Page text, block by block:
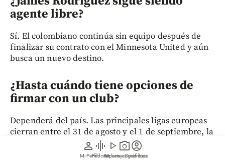
person
Mi Perfil
graphic_eq
Pódcast
play_arrow
Videos
photo_camera
Reportajes gráficos
account_circle
Suscríbete
agente libre?
Sí. El colombiano continúa sin equipo después de
finalizar su contrato con el Minnesota United y aún
busca un nuevo destino.
¿Hasta cuándo tiene opciones de
firmar con un club?
Dependerá del país. Las principales ligas europeas
cierran entre el 31 de agosto y el 1 de septiembre, la
MLS el 2 de septiembre, Arabia Saudita el 6 de
septiembre y la Liga MX el 11 de septiembre.